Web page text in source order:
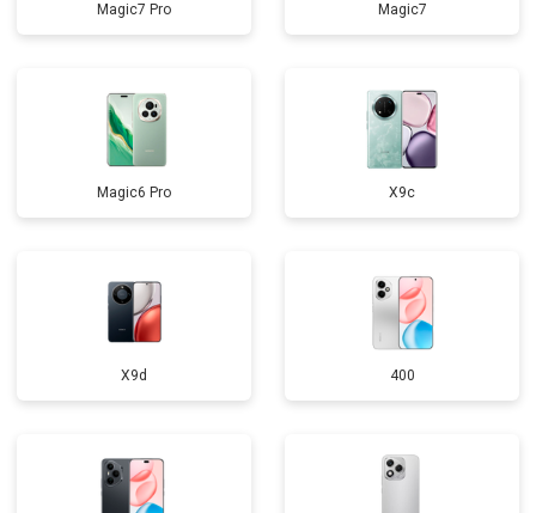
Magic7 Pro Magic7
Magic6 Pro X9c
X9d 400